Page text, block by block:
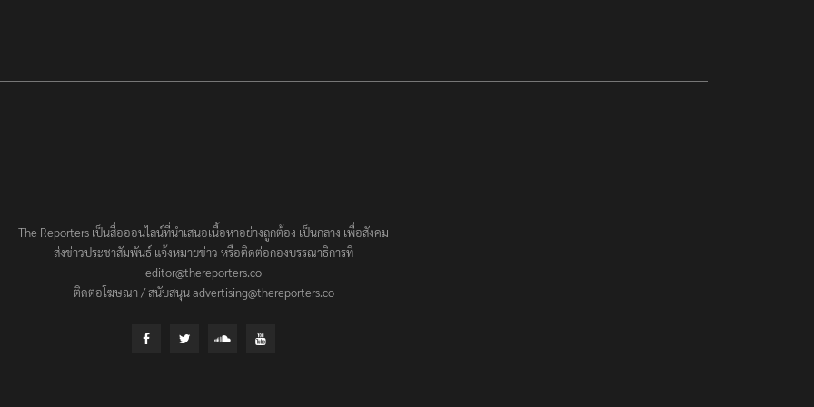
The Reporters เป็นสื่อออนไลน์ที่นำเสนอเนื้อหาอย่างถูกต้อง เป็นกลาง เพื่อสังคม
ส่งข่าวประชาสัมพันธ์ แจ้งหมายข่าว หรือติดต่อกองบรรณาธิการที่
editor@thereporters.co
ติดต่อโฆษณา / สนับสนุน advertising@thereporters.co